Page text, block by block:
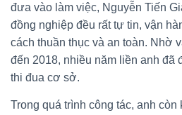
đưa vào làm việc, Nguyễn Tiến
đồng nghiệp đều rất tự tin, vận
cách thuần thục và an toàn. Nhờ
đến 2018, nhiều năm liền anh đã
thi đua cơ sở.
Trong quá trình công tác, anh